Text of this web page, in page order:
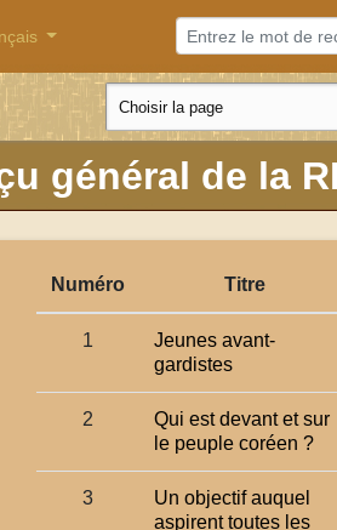
général de la
Numéro Titre
1
Jeunes avant-
gardistes
2
Qui est devant et sur
le peuple coréen ?
3
Un objectif auquel
aspirent toutes les